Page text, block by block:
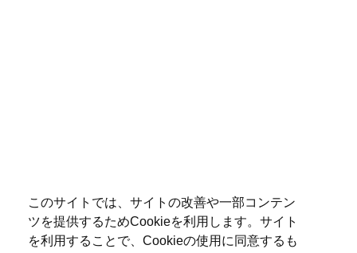
このサイトでは、サイトの改善や一部コンテン
ツを提供するためCookieを利用します。サイト
を利用することで、Cookieの使用に同意するも